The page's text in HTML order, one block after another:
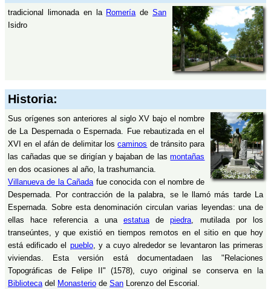
tradicional limonada en la Romería deSan
Isidro
Historia:
Sus orígenes son anteriores al siglo XV bajo el nombre
de La Despernada o Espernada. Fue rebautizada en el
XVI en el afán de delimitar loscaminos de tránsito para
las cañadas que se dirigían y bajaban de lasmontañas
en dos ocasiones al año, la trashumancia.
Villanueva de la Cañadafue conocida con el nombre de
Despernada. Por contracción de la palabra, se le llamó más tarde La
Espernada. Sobre esta denominación circulan varias leyendas: una de
ellas hace referencia a una estatuadepiedra, mutilada por los
transeúntes, y que existió en tiempos remotos en el sitio en que hoy
está edificado el pueblo, y a cuyo alrededor se levantaron las primeras
viviendas. Esta versión está documentadaen las "Relaciones
Topográficas de Felipe II" (1578), cuyo original se conserva en la
Bibliotecadel Monasterio de San Lorenzo del Escorial.